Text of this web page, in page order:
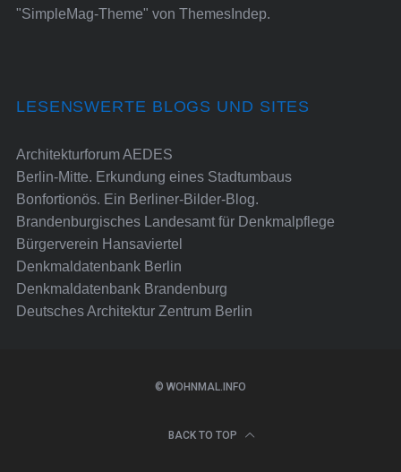
"SimpleMag-Theme" von ThemesIndep.
LESENSWERTE BLOGS UND SITES
Architekturforum AEDES
Berlin-Mitte. Erkundung eines Stadtumbaus
Bonfortionös. Ein Berliner-Bilder-Blog.
Brandenburgisches Landesamt für Denkmalpflege
Bürgerverein Hansaviertel
Denkmaldatenbank Berlin
Denkmaldatenbank Brandenburg
Deutsches Architektur Zentrum Berlin
© WOHNMAL.INFO
BACK TO TOP